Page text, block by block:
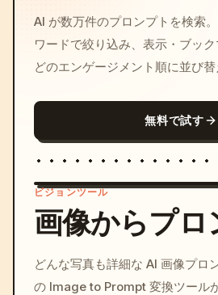
AI が数万件のプロンプトを検索
ワードで絞り込み、表示・ブッ
どのエンゲージメント順に並び替
無料で試す
c,
ビジョンツール
画像からプロ
どんな写真も詳細な AI 画像プロ
の Image to Prompt 変換ツール